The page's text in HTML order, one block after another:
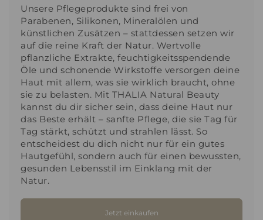
Unsere Pflegeprodukte sind frei von
Parabenen, Silikonen, Mineralölen und
künstlichen Zusätzen – stattdessen setzen wir
auf die reine Kraft der Natur. Wertvolle
pflanzliche Extrakte, feuchtigkeitsspendende
Öle und schonende Wirkstoffe versorgen deine
Haut mit allem, was sie wirklich braucht, ohne
sie zu belasten. Mit THALIA Natural Beauty
kannst du dir sicher sein, dass deine Haut nur
das Beste erhält – sanfte Pflege, die sie Tag für
Tag stärkt, schützt und strahlen lässt. So
entscheidest du dich nicht nur für ein gutes
Hautgefühl, sondern auch für einen bewussten,
gesunden Lebensstil im Einklang mit der
Natur.
Jetzt einkaufen